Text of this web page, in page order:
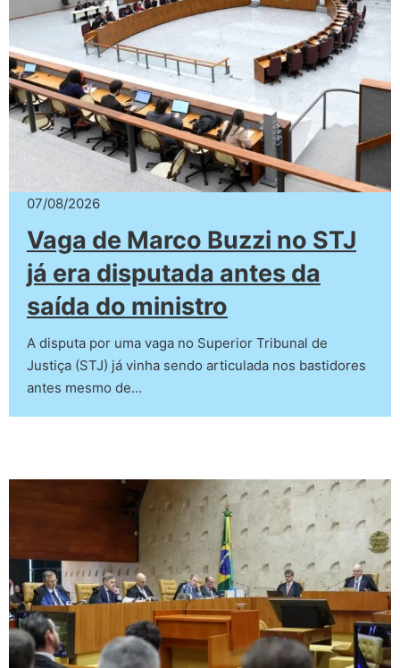
07/08/2026
Vaga de Marco Buzzi no STJ
já era disputada antes da
saída do ministro
A disputa por uma vaga no Superior Tribunal de
Justiça (STJ) já vinha sendo articulada nos bastidores
antes mesmo de…